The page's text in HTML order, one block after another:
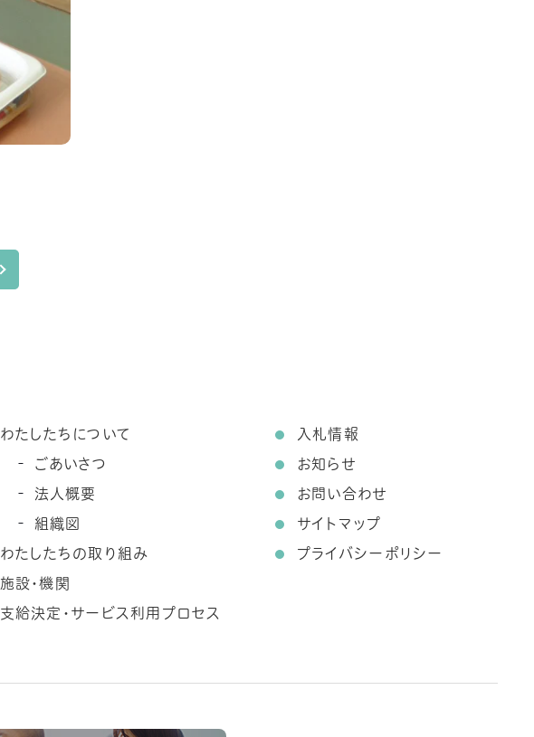
わたしたちについて
ごあいさつ
法人概要
組織図
わたしたちの取り組み
施設・機関
支給決定・サービス利用プロセス
入札情報
お知らせ
お問い合わせ
サイトマップ
プライバシーポリシー